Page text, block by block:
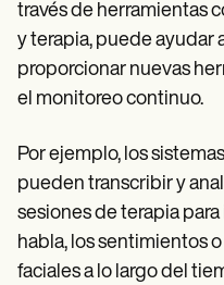
través de herramientas
y terapia, puede ayudar
proporcionar nuevas
el monitoreo continuo.
Por ejemplo, los
pueden transcribir y
sesiones de terapia
habla, los sentimientos
faciales a lo largo del